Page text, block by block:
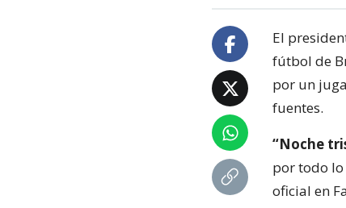
El
fútbol de
por un
fuentes.
“Noche
por todo lo
oficial en